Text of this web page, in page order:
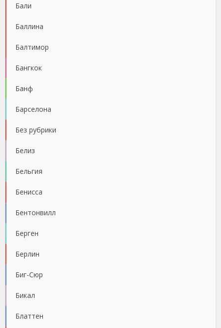
Бали
Баллина
Балтимор
Бангкок
Банф
Барселона
Без рубрики
Белиз
Бельгия
Бенисса
Бентонвилл
Берген
Берлин
Биг-Сюр
Бикал
Блаттен